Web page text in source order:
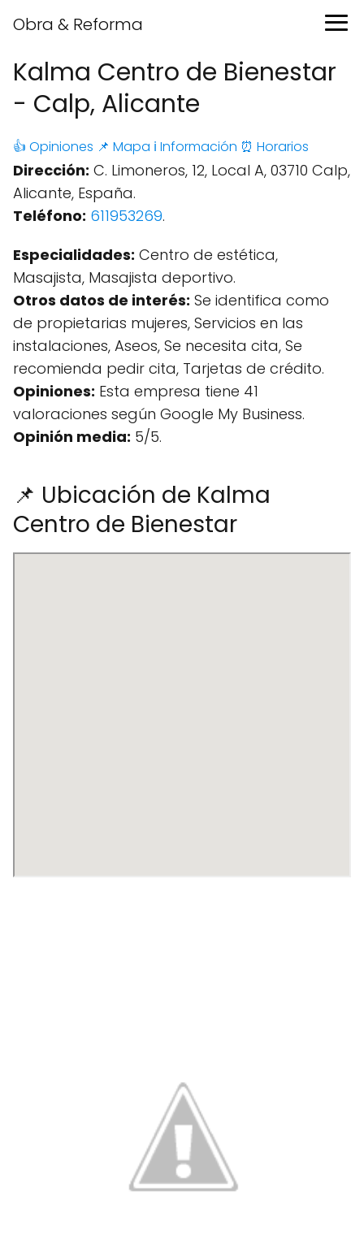
Obra & Reforma
Kalma Centro de Bienestar
- Calp, Alicante
👍 Opiniones 📌 Mapa ℹ️ Información ⏰ Horarios
Dirección: C. Limoneros, 12, Local A, 03710 Calp,
Alicante, España.
Teléfono: 611953269.
Especialidades: Centro de estética,
Masajista, Masajista deportivo.
Otros datos de interés: Se identifica como
de propietarias mujeres, Servicios en las
instalaciones, Aseos, Se necesita cita, Se
recomienda pedir cita, Tarjetas de crédito.
Opiniones: Esta empresa tiene 41
valoraciones según Google My Business.
Opinión media: 5/5.
📌 Ubicación de Kalma
Centro de Bienestar